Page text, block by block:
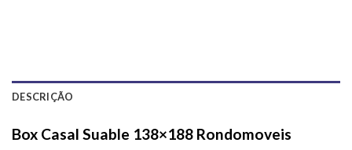
DESCRIÇÃO
Box Casal Suable 138×188 Rondomoveis